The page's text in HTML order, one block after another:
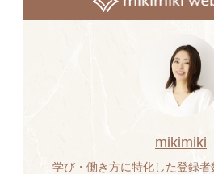
mikimiki
学び・働き方に特化した登録